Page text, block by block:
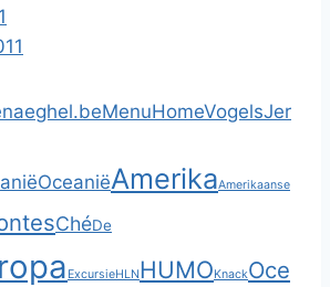
MenuHomeVogelsJer
OceaniëAmerikaAmerikaanse
ChéDe
ExcursieHLNHUMOKnackOce